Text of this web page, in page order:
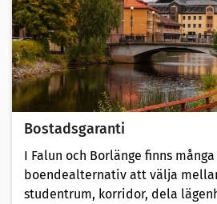
Bostadsgaranti
I Falun och Borlänge finns många
boendealternativ att välja
studentrum, korridor, dela